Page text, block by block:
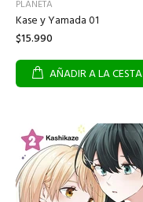
PLANETA
Kase y Yamada 01
$15.990
AÑADIR A LA CESTA